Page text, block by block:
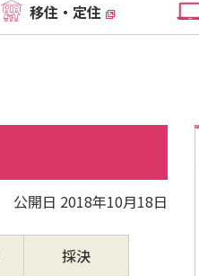
移住・定住
公開日 2018年10月18日
採決